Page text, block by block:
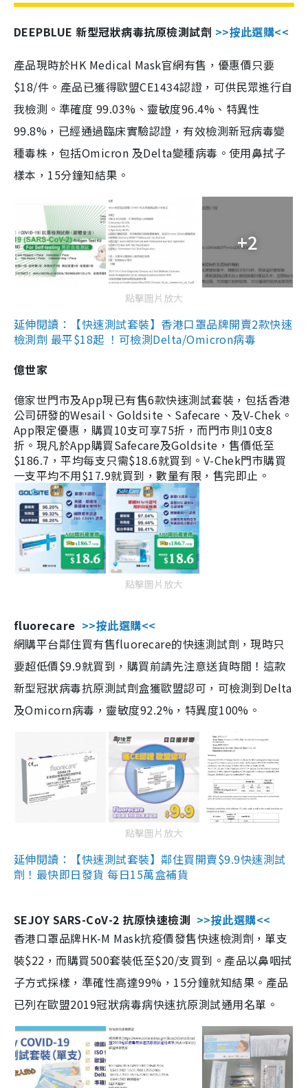
DEEPBLUE 新型冠狀病毒抗原檢測試劑 >>按此選購<<
產品現時於HK Medical Mask官網有售，優惠價只要
$18/件。產品已獲得歐盟CE1434認證，可供民眾進行自
我檢測。準確度 99.03%、靈敏度96.4%、特異性
99.8%，已經通過臨床實驗認證，有效檢測新冠病毒變
種毒株，包括Omicron 及Delta變種病毒。使用鼻拭子
樣本，15分鐘知結果。
+2
點擊圖片放大
延伸閱讀：【快速測試套裝】香港口罩品牌開賣2款快速
檢測劑 最平$18起 ！可檢測Delta/Omicron病毒
億世家
億家世門市及App現已有售6款快速測試套裝，包括香港
公司研發的Wesail、Goldsite、Safecare、及V-Chek。
App限定優惠，購買10支可享75折，而門市則10支8
折。現凡於App購買Safecare及Goldsite，售價低至
$186.7，平均每支只需$18.6就買到。V-Chek門市購買
一支平均不用$17.9就買到，數量有限，售完即止。
點擊圖片放大
fluorecare >>按此選購<<
網購平台鄰住買有售fluorecare的快速測試劑，現時只
要超低價$9.9就買到，購買前請先注意送貨時間！這款
新型冠狀病毒抗原測試劑盒獲歐盟認可，可檢測到Delta
及Omicorn病毒，靈敏度92.2%，特異度100%。
點擊圖片放大
延伸閱讀：【快速測試套裝】鄰住買開賣$9.9快速測試
劑！最快即日發貨 每日15萬盒補貨
SEJOY SARS-CoV-2 抗原快速檢測 >>按此選購<<
香港口罩品牌HK-M Mask抗疫價發售快速檢測劑，單支
裝$22，而購買500套裝低至$20/支買到。產品以鼻咽拭
子方式採樣，準確性高達99%，15分鐘就知結果。產品
已列在歐盟2019冠狀病毒病快速抗原測試通用名單。